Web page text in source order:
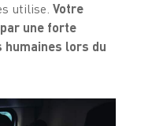
utilise. Votre
une forte
humaines lors du